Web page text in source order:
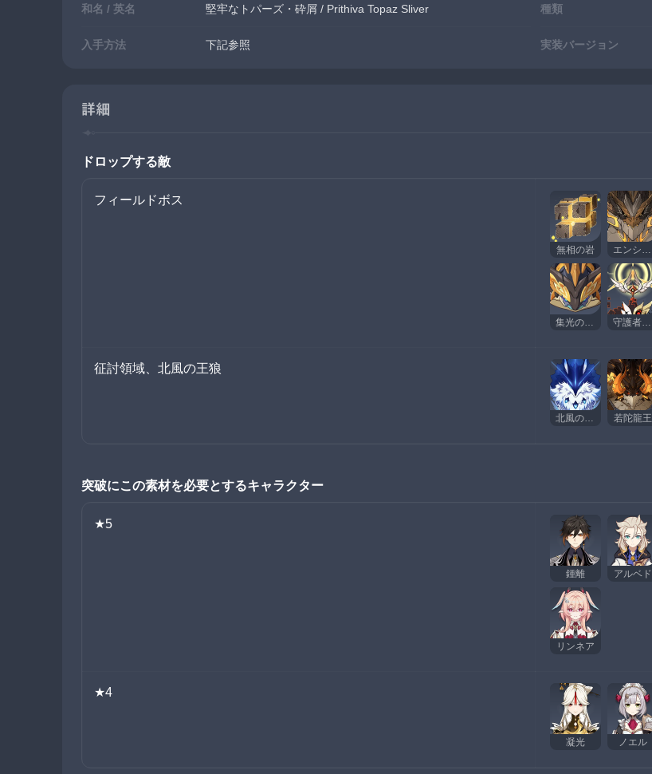
和名 / 英名 堅牢なトパーズ・砕屑 / Prithiva Topaz Sliver 種類
入手方法 下記参照 実装バージョン
詳細
ドロップする敵
フィールドボス
無相の岩 エンシェントヴィシャップ・岩
集光の月ヤモリ 守護者・堕天
征討領域、北風の王狼
北風の王狼、奔狼の領主 若陀龍王
突破にこの素材を必要とするキャラクター
★5
鍾離 アルベド
リンネア
★4
凝光 ノエル